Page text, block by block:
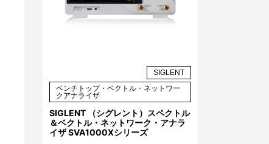
SIGLENT
ベンチトップ・ベクトル・ネットワー
クアナライザ
SIGLENT （シグレント）スペクトル
＆ベクトル・ネットワーク・アナラ
イザ SVA1000Xシリーズ